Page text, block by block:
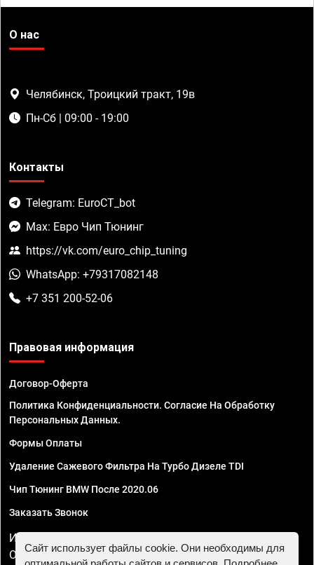
О нас
Челябинск, Троицкий тракт, 19в
Пн-Сб | 09:00 - 19:00
Контакты
Telegram: EuroCT_bot
Max: Евро Чип Тюнинг
https://vk.com/euro_chip_tuning
WhatsApp: +79317082148
+7 351 200-52-06
Правовая информация
Договор-Оферта
Политика Конфиденциальности. Согласие На Обработку
Персональных Данных.
Формы Оплаты
Удаление Сажевого Фильтра На Турбо Дизеле TDI
Чип Тюнинг BMW После 2020.06
Заказать Звонок
ИП Смирнов Георгий Павлович. ИНН 781302555843,
ОГРНИП 324470400032610
Сайт использует файлы cookie. Они необходимы для